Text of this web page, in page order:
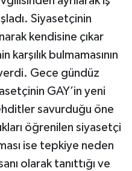
Siyasetçinin
kendisine çıkar
bulmamasının
Gece gündüz
GAY’in yeni
savurduğu öne
öğrenilen siyasetçi
ise tepkiye neden
olarak tanıttığı ve